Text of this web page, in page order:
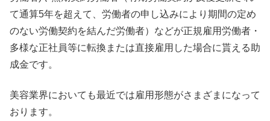
て通算5年を超えて、労働者の申し込みにより期間の定め
のない労働契約を結んだ労働者）などが正規雇用労働者・
多様な正社員等に転換または直接雇用した場合に貰える助
成金です。
美容業界においても最近では雇用形態がさまざまになって
おります。